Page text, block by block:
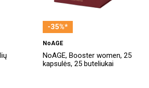
-35%*
NoAGE
NoAGE, Booster women, 25
kapsulės, 25 buteliukai